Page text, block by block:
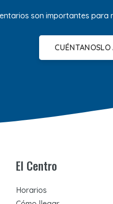
son importantes
CUÉNTANOSLO
El Centro
Horarios